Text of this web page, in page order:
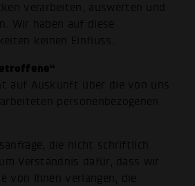
verarbeiten, auswerten und
Wir haben auf diese
keinen Einfluss.
auf Auskunft über die von uns
personenbezogenen
die nicht schriftlich
Verständnis dafür, dass wir
von Ihnen verlangen, die